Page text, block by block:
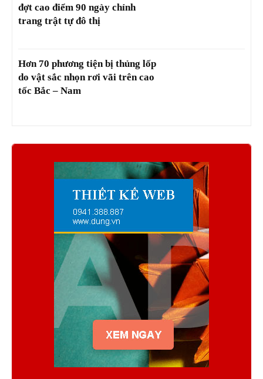
đợt cao điểm 90 ngày chỉnh
trang trật tự đô thị
Hơn 70 phương tiện bị thủng lốp
do vật sắc nhọn rơi vãi trên cao
tốc Bắc – Nam